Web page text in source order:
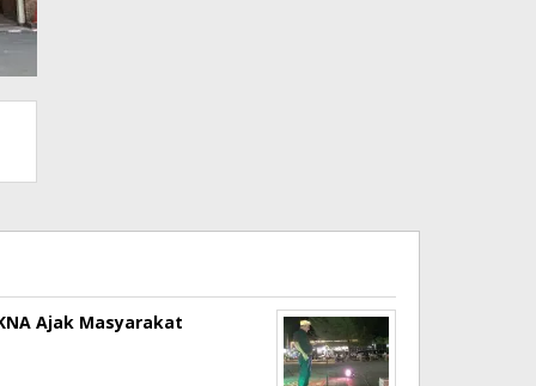
Ajak Masyarakat